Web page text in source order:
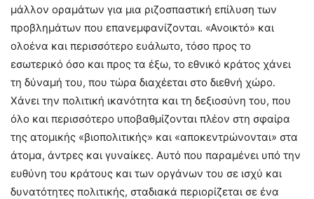
μάλλον οραμάτων για μια ριζοσπαστική επίλυση των
προβλημάτων που επανεμφανίζονται. «Ανοικτό» και
ολοένα και περισσότερο ευάλωτο, τόσο προς το
εσωτερικό όσο και προς τα έξω, το εθνικό κράτος χάνει
τη δύναμή του, που τώρα διαχέεται στο διεθνή χώρο.
Χάνει την πολιτική ικανότητα και τη δεξιοσύνη του, που
όλο και περισσότερο υποβαθμίζονται πλέον στη σφαίρα
της ατομικής «βιοπολιτικής» και «αποκεντρώνονται» στα
άτομα, άντρες και γυναίκες. Αυτό που παραμένει υπό την
ευθύνη του κράτους και των οργάνων του σε ισχύ και
δυνατότητες πολιτικής, σταδιακά περιορίζεται σε ένα